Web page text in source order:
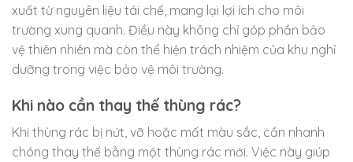
xuất từ nguyên liệu tái chế, mang lại lợi ích cho môi
trường xung quanh. Điều này không chỉ góp phần bảo
vệ thiên nhiên mà còn thể hiện trách nhiệm của khu nghỉ
dưỡng trong việc bảo vệ môi trường.
Khi nào cần thay thế thùng rác?
Khi thùng rác bị nứt, vỡ hoặc mất màu sắc, cần nhanh
chóng thay thế bằng một thùng rác mới. Việc này giúp